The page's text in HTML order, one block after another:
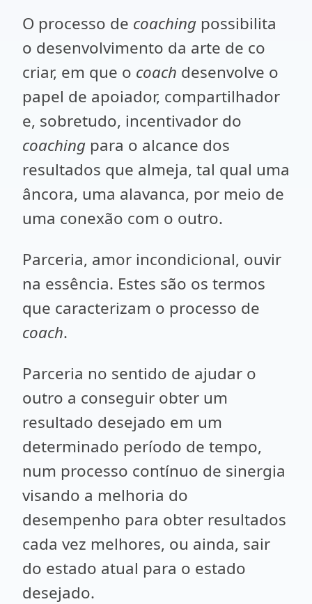
O processo de coaching possibilita
o desenvolvimento da arte de co
criar, em que o coach desenvolve o
papel de apoiador, compartilhador
e, sobretudo, incentivador do
coaching para o alcance dos
resultados que almeja, tal qual uma
âncora, uma alavanca, por meio de
uma conexão com o outro.
Parceria, amor incondicional, ouvir
na essência. Estes são os termos
que caracterizam o processo de
coach.
Parceria no sentido de ajudar o
outro a conseguir obter um
resultado desejado em um
determinado período de tempo,
num processo contínuo de sinergia
visando a melhoria do
desempenho para obter resultados
cada vez melhores, ou ainda, sair
do estado atual para o estado
desejado.